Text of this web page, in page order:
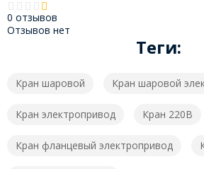
0 отзывов
Отзывов нет
Теги:
Кран шаровой Кран шаровой
Кран электропривод Кран 220В
Кран фланцевый электропривод